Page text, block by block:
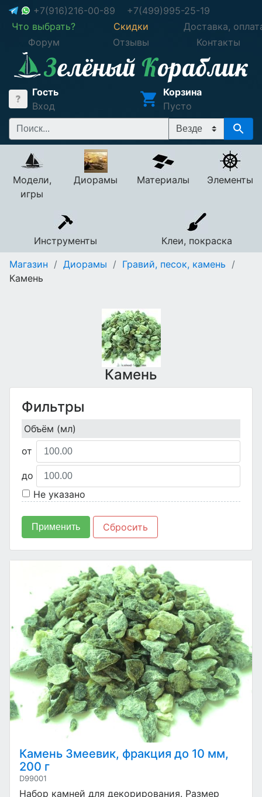
+7(916)216-00-89
+7(499)995-25-19
Что выбрать?
Скидки
Доставка,
Форум
Отзывы Контакты
Гость
Вход
Корзина
Пусто
Модели,
игры
Диорамы Материалы Элементы
Инструменты
Клеи, покраска
Магазин / Диорамы / Гравий, песок, камень /
Камень
Камень
Фильтры
Объём (мл)
от
до
Не указано
Применить Сбросить
Камень Змеевик, фракция до 10 мм,
200 г
D99001
Набор камней для декорирования. Размер